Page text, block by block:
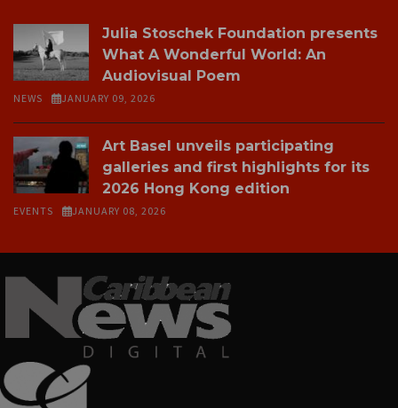
Julia Stoschek Foundation presents
What A Wonderful World: An
Audiovisual Poem
NEWS JANUARY 09, 2026
Art Basel unveils participating
galleries and first highlights for its
2026 Hong Kong edition
EVENTS JANUARY 08, 2026